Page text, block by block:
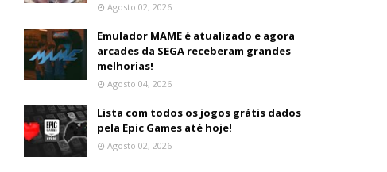
Agosto 02, 2026
Emulador MAME é atualizado e agora
arcades da SEGA receberam grandes
melhorias!
Agosto 04, 2026
Lista com todos os jogos grátis dados
pela Epic Games até hoje!
Agosto 02, 2026